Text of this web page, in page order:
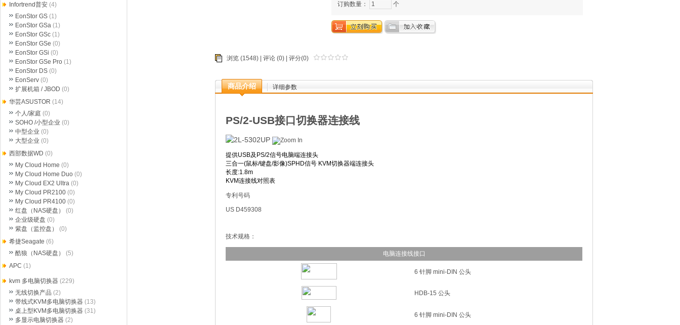
订购数量： 个
浏览 (1548) | 评论 (0) | 评分(0)
商品介绍 详细参数
PS/2-USB接口切换器连接线
提供USB及PS/2信号电脑端连接头
三合一(鼠标/键盘/影像)SPHD信号 KVM切换器端连接头
长度:1.8m
KVM连接线对照表
专利号码
US D459308
技术规格：
电脑连接线接口
6 针脚 mini-DIN 公头
HDB-15 公头
6 针脚 mini-DIN 公头
Infortrend普安 (4)
EonStor GS (1)
EonStor GSa (1)
EonStor GSc (1)
EonStor GSe (0)
EonStor GSi (0)
EonStor GSe Pro (1)
EonStor DS (0)
EonServ (0)
扩展机箱 / JBOD (0)
华芸ASUSTOR (14)
个人/家庭 (0)
SOHO /小型企业 (0)
中型企业 (0)
大型企业 (0)
西部数据WD (0)
My Cloud Home (0)
My Cloud Home Duo (0)
My Cloud EX2 Ultra (0)
My Cloud PR2100 (0)
My Cloud PR4100 (0)
红盘（NAS硬盘）
(0)
企业级硬盘 (0)
紫盘（监控盘）
(0)
希捷Seagate (6)
酷狼（NAS硬盘）
(5)
APC (1)
kvm 多电脑切换器 (229)
无线切换产品 (2)
带线式KVM多电脑切换器 (13)
桌上型KVM多电脑切换器 (31)
多显示电脑切换器 (2)